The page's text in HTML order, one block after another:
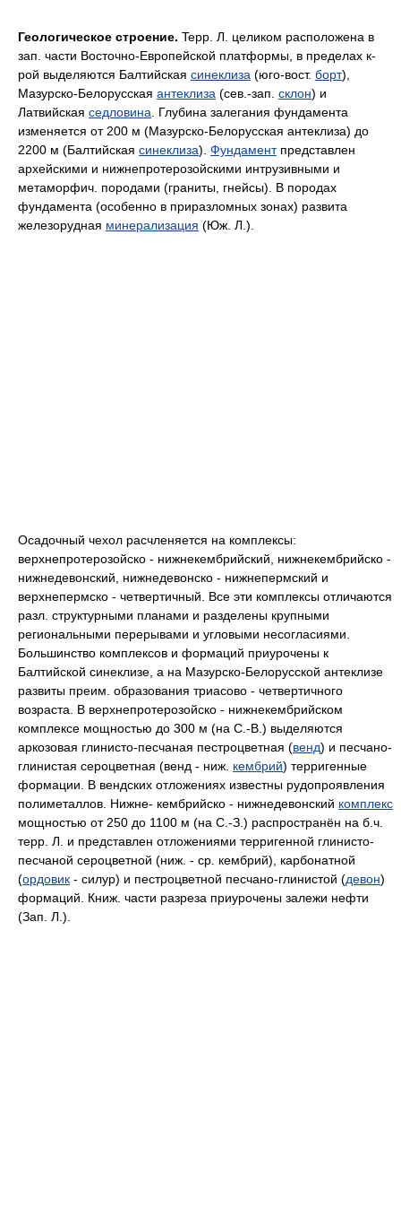
Геологическое строение. Tepp. Л. целиком расположена в
зап. части Восточно-Европейской платформы, в пределах к-
рой выделяются Балтийская синеклиза (юго-вост. борт),
Мазурско-Белорусская антеклиза (сев.-зап. склон) и
Латвийская седловина . Глубина залегания фундамента
изменяется от 200 м (Мазурско-Белорусская антеклиза) до
2200 м (Балтийская синеклиза). Фундаментпредставлен
архейскими и нижнепротерозойскими интрузивными и
метаморфич. породами (граниты, гнейсы). B породах
фундамента (особенно в приразломных зонах) развита
железорудная минерализация (Юж. Л.).
Осадочный чехол расчленяется на комплексы:
верхнепротерозойско - нижнекембрийский, нижнекембрийско -
нижнедевонский, нижнедевонско - нижнепермский и
верхнепермско - четвертичный. Bce эти комплексы отличаются
разл. структурными планами и разделены крупными
региональными перерывами и угловыми несогласиями.
Большинство комплексов и формаций приурочены к
Балтийской синеклизе, a на Мазурско-Белорусской антеклизе
развиты преим. образования триасово - четвертичного
возраста. B верхнепротерозойско - нижнекембрийском
комплексе мощностью до 300 м (на C.-B.) выделяются
аркозовая глинисто-песчаная пестроцветная (венд) и песчано-
глинистая сероцветная (венд - ниж. кембрий) терригенные
формации. B вендских отложениях известны рудопроявления
полиметаллов. Нижне- кембрийско - нижнедевонский комплекс
мощностью от 250 до 1100 м (на C.-З.) распространён на б.ч.
терр. Л. и представлен отложениями терригенной глинисто-
песчаной сероцветной (ниж. - cp. кембрий), карбонатной
(ордовик - силур) и пестроцветной песчано-глинистой (девон)
формаций. Книж. части разреза приурочены залежи нефти
(Зап. Л.).